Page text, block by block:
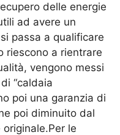
delle energie
ad avere un
passa a qualificare
riescono a rientrare
vengono messi
“caldaia
poi una garanzia di
poi diminuito dal
le